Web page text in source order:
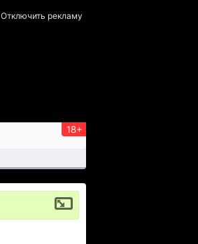
Отключить рекламу
18+